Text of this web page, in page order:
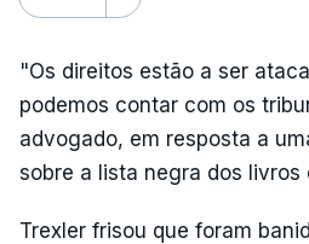
"Os direitos estão a ser
podemos contar com os
advogado, em resposta a
sobre a lista negra dos livros
Trexler frisou que foram